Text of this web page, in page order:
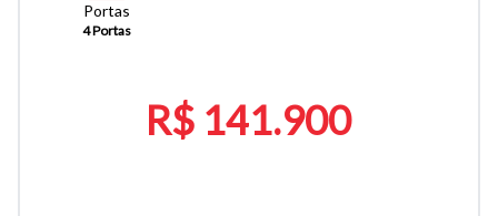
Portas
4 Portas
R$ 141.900